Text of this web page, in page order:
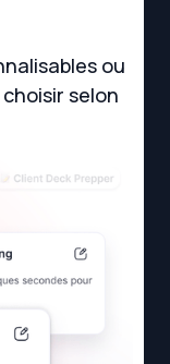
ou
selon